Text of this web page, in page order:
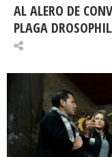
AL ALERO DE
PLAGA